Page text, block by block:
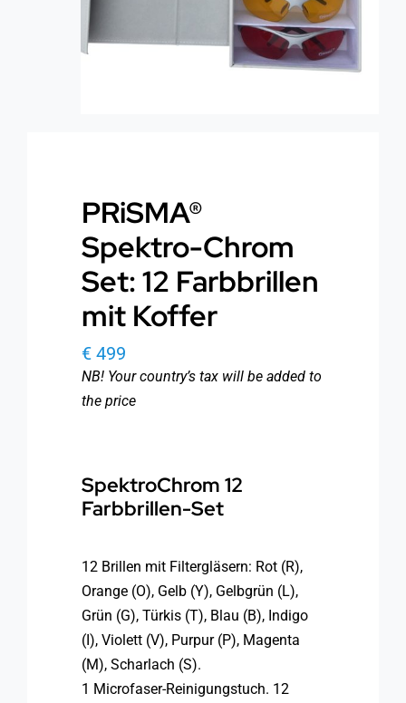
PRiSMA®
Spektro-Chrom
Set: 12 Farbbrillen
mit Koffer
€ 499
NB! Your country’s tax will be added to
the price
SpektroChrom 12
Farbbrillen-Set
12 Brillen mit Filtergläsern: Rot (R),
Orange (O), Gelb (Y), Gelbgrün (L),
Grün (G), Türkis (T), Blau (B), Indigo
(I), Violett (V), Purpur (P), Magenta
(M), Scharlach (S).
1 Microfaser-Reinigungstuch. 12